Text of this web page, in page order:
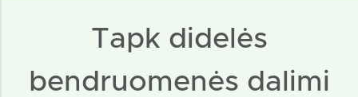
Tapk didelės
bendruomenės dalimi